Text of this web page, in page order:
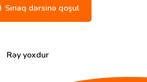
Sınaq dərsinə qoşul
Rəy yoxdur